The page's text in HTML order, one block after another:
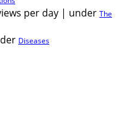
per day | under The
Diseases